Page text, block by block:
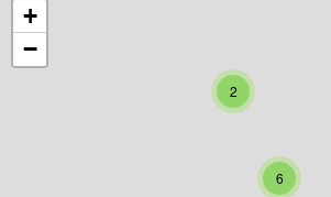
Burgenland
Niederösterreich
2
6
+
−